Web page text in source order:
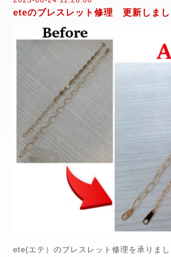
eteのブレスレット修理 更新しまし
ete(エテ）のブレスレット修理を承りまし